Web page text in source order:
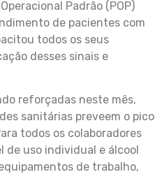
Padrão (POP)
de pacientes com
todos os seus
desses sinais e
reforçadas neste mês,
sanitárias preveem o pico
todos os colaboradores
de uso individual e álcool
de trabalho,